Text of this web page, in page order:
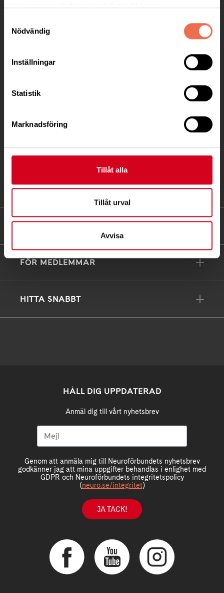
Nödvändig
Inställningar
Statistik
Marknadsföring
Tillåt alla
Tillåt urval
Avvisa
Besöksadress:
Box 4086
info@neuro.se
75 | Organisationsnummer 802002-3605
FÖRDJUPNING
FÖR MEDLEMMAR
HITTA SNABBT
HÅLL DIG UPPDATERAD
Anmäl dig till vårt nyhetsbrev
Genom att anmäla mig till Neuroförbundets nyhetsbrev
godkänner jag att mina uppgifter behandlas i enlighet med
GDPR och Neuroförbundets integritetspolicy
(neuro.se/integritet)
JA TACK!